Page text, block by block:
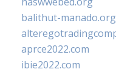
balithut-manado.org
aprce2022.com
ibie2022.com